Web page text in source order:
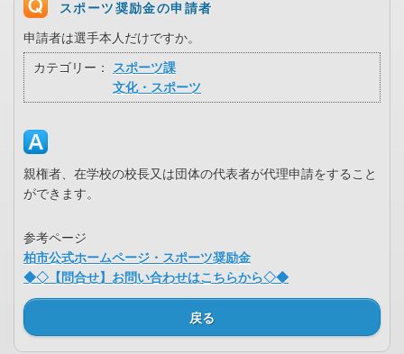
スポーツ奨励金の申請者
申請者は選手本人だけですか。
カテゴリー：
スポーツ課
文化・スポーツ
親権者、在学校の校長又は団体の代表者が代理申請をすること
ができます。
参考ページ
柏市公式ホームページ・スポーツ奨励金
◆◇【問合せ】お問い合わせはこちらから◇◆
戻る